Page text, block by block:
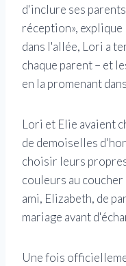
d'inclure ses
réception»,
dans l'allée, Lori a
chaque parent – et
en la promenant
Lori et Elie avaient
de demoiselles
choisir leurs
couleurs au
ami, Elizabeth, de
mariage avant
Une fois